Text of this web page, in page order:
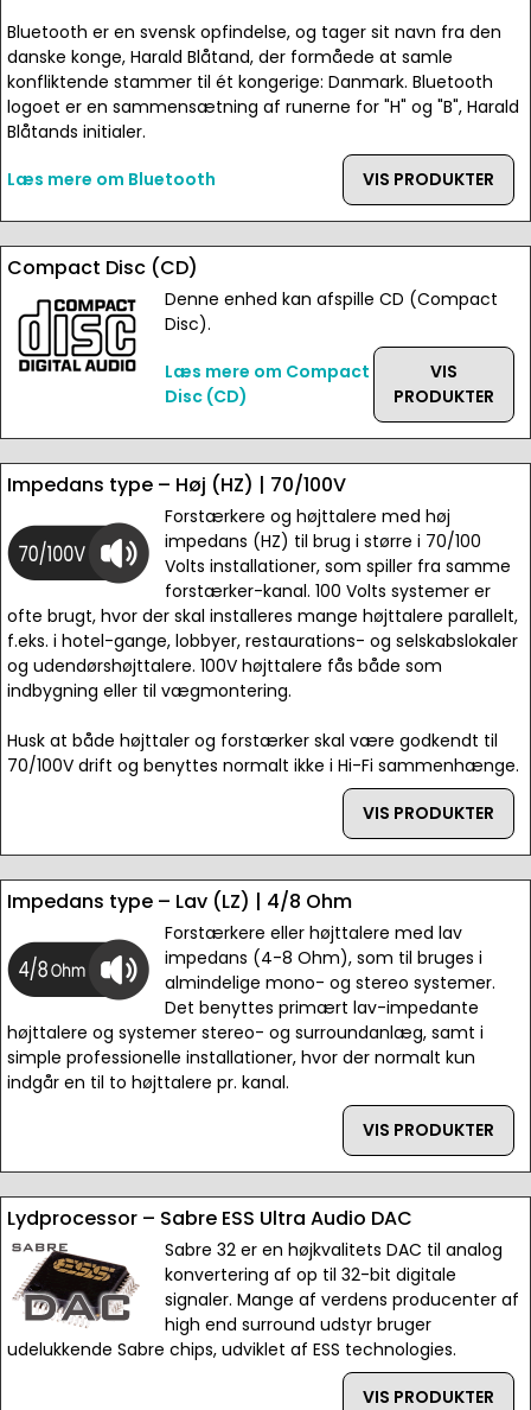
Bluetooth er en svensk opfindelse, og tager sit navn fra den
danske konge, Harald Blåtand, der formåede at samle
konfliktende stammer til ét kongerige: Danmark. Bluetooth
logoet er en sammensætning af runerne for "H" og "B", Harald
Blåtands initialer.
Læs mere om Bluetooth
VIS PRODUKTER
Compact Disc (CD)
Denne enhed kan afspille CD (Compact
Disc).
Læs mere om Compact
Disc (CD)
VIS
PRODUKTER
Impedans type – Høj (HZ) | 70/100V
Forstærkere og højttalere med høj
impedans (HZ) til brug i større i 70/100
Volts installationer, som spiller fra samme
forstærker-kanal. 100 Volts systemer er
ofte brugt, hvor der skal installeres mange højttalere parallelt,
f.eks. i hotel-gange, lobbyer, restaurations- og selskabslokaler
og udendørshøjttalere. 100V højttalere fås både som
indbygning eller til vægmontering.
Husk at både højttaler og forstærker skal være godkendt til
70/100V drift og benyttes normalt ikke i Hi-Fi sammenhænge.
VIS PRODUKTER
Impedans type – Lav (LZ) | 4/8 Ohm
Forstærkere eller højttalere med lav
impedans (4-8 Ohm), som til bruges i
almindelige mono- og stereo systemer.
Det benyttes primært lav-impedante
højttalere og systemer stereo- og surroundanlæg, samt i
simple professionelle installationer, hvor der normalt kun
indgår en til to højttalere pr. kanal.
VIS PRODUKTER
Lydprocessor – Sabre ESS Ultra Audio DAC
Sabre 32 er en højkvalitets DAC til analog
konvertering af op til 32-bit digitale
signaler. Mange af verdens producenter af
high end surround udstyr bruger
udelukkende Sabre chips, udviklet af ESS technologies.
VIS PRODUKTER